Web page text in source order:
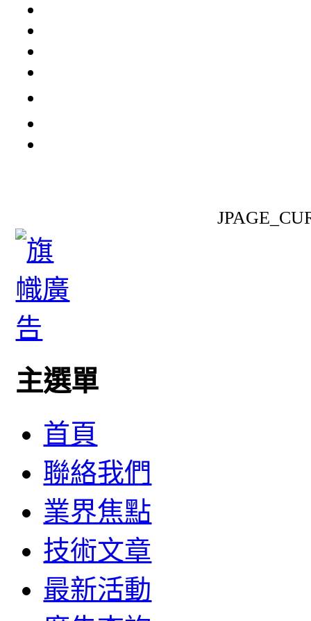
主選單
首頁
聯絡我們
業界焦點
技術文章
最新活動